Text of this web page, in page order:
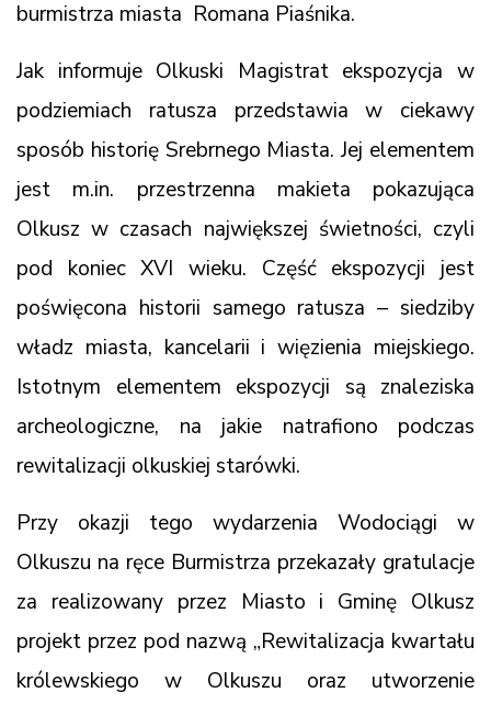
burmistrza miasta Romana Piaśnika.
Jak informuje Olkuski Magistrat ekspozycja w
podziemiach ratusza przedstawia w ciekawy
sposób historię Srebrnego Miasta. Jej elementem
jest m.in. przestrzenna makieta pokazująca
Olkusz w czasach największej świetności, czyli
pod koniec XVI wieku. Część ekspozycji jest
poświęcona historii samego ratusza – siedziby
władz miasta, kancelarii i więzienia miejskiego.
Istotnym elementem ekspozycji są znaleziska
archeologiczne, na jakie natrafiono podczas
rewitalizacji olkuskiej starówki.
Przy okazji tego wydarzenia Wodociągi w
Olkuszu na ręce Burmistrza przekazały gratulacje
za realizowany przez Miasto i Gminę Olkusz
projekt przez pod nazwą „Rewitalizacja kwartału
królewskiego w Olkuszu oraz utworzenie